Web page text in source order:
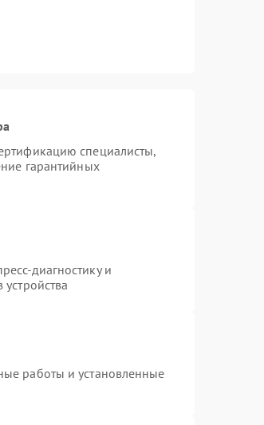
специалисты,
гарантийных
диагностику и
работы и установленные